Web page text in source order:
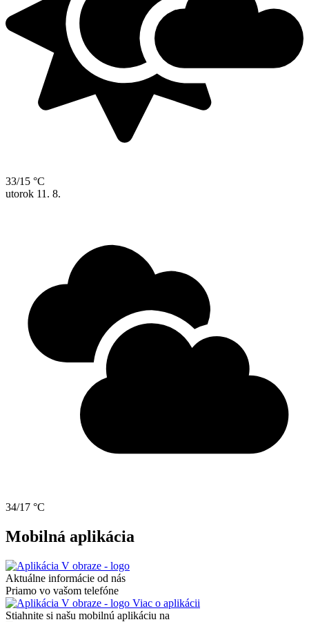
33/15 °C
utorok 11. 8.
34/17 °C
Mobilná aplikácia
Aktuálne informácie od nás
Priamo vo vašom telefóne
Viac o aplikácii
Stiahnite si našu mobilnú aplikáciu na